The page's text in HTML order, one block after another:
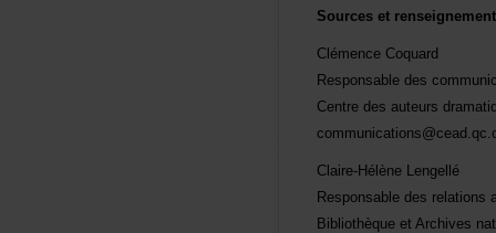
ClémenceCoquard
Claire-HélèneLengellé